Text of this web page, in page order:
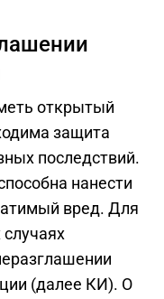
открытый
защита
последствий.
нанести
вред. Для
(далее КИ). О